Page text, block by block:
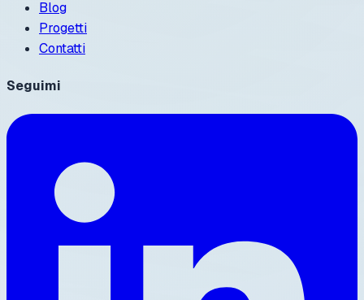
Blog
Progetti
Contatti
Seguimi